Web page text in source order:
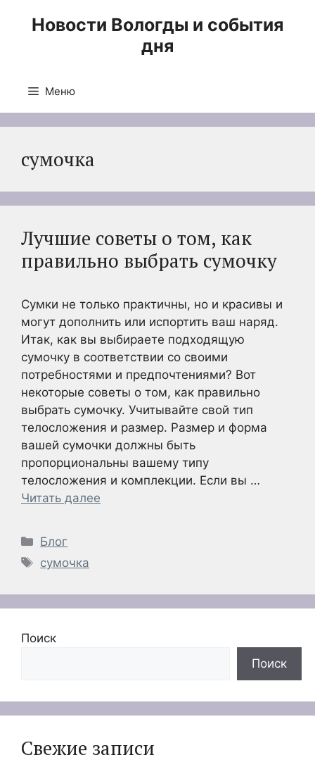
Новости Вологды и события
дня
Меню
сумочка
Лучшие советы о том, как
правильно выбрать сумочку
Сумки не только практичны, но и красивы и
могут дополнить или испортить ваш наряд.
Итак, как вы выбираете подходящую
сумочку в соответствии со своими
потребностями и предпочтениями? Вот
некоторые советы о том, как правильно
выбрать сумочку. Учитывайте свой тип
телосложения и размер. Размер и форма
вашей сумочки должны быть
пропорциональны вашему типу
телосложения и комплекции. Если вы …
Читать далее
Рубрики
Блог
Метки
сумочка
Поиск
Поиск
Свежие записи